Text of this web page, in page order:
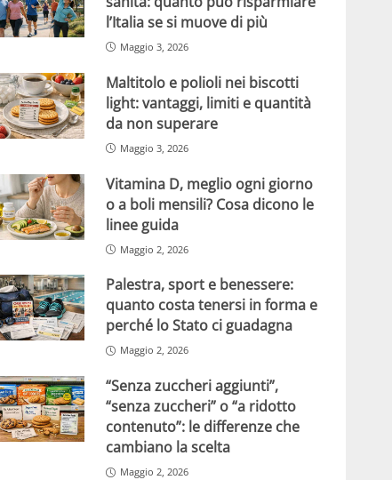
l’Italia se si muove di più
Maggio 3, 2026
Maltitolo e polioli nei biscotti
light: vantaggi, limiti e quantità
da non superare
Maggio 3, 2026
Vitamina D, meglio ogni giorno
o a boli mensili? Cosa dicono le
linee guida
Maggio 2, 2026
Palestra, sport e benessere:
quanto costa tenersi in forma e
perché lo Stato ci guadagna
Maggio 2, 2026
“Senza zuccheri aggiunti”,
“senza zuccheri” o “a ridotto
contenuto”: le differenze che
cambiano la scelta
Maggio 2, 2026